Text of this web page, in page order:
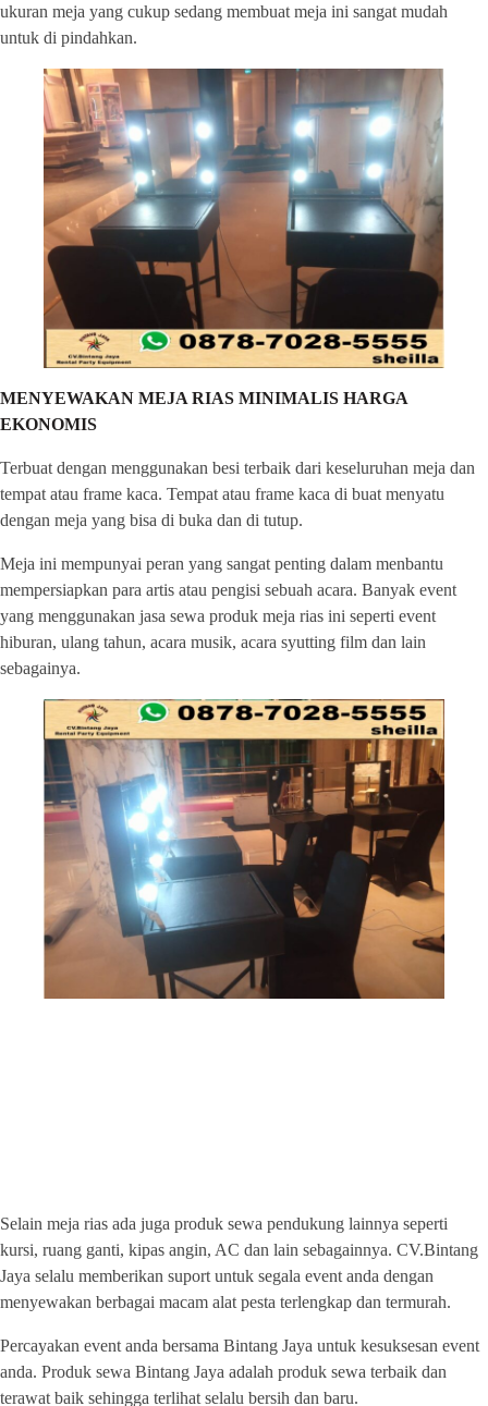
ukuran meja yang cukup sedang membuat meja ini sangat mudah
untuk di pindahkan.
MENYEWAKAN MEJA RIAS MINIMALIS HARGA
EKONOMIS
Terbuat dengan menggunakan besi terbaik dari keseluruhan meja dan
tempat atau frame kaca. Tempat atau frame kaca di buat menyatu
dengan meja yang bisa di buka dan di tutup.
Meja ini mempunyai peran yang sangat penting dalam menbantu
mempersiapkan para artis atau pengisi sebuah acara. Banyak event
yang menggunakan jasa sewa produk meja rias ini seperti event
hiburan, ulang tahun, acara musik, acara syutting film dan lain
sebagainya.
Selain meja rias ada juga produk sewa pendukung lainnya seperti
kursi, ruang ganti, kipas angin, AC dan lain sebagainnya. CV.Bintang
Jaya selalu memberikan suport untuk segala event anda dengan
menyewakan berbagai macam alat pesta terlengkap dan termurah.
Percayakan event anda bersama Bintang Jaya untuk kesuksesan event
anda. Produk sewa Bintang Jaya adalah produk sewa terbaik dan
terawat baik sehingga terlihat selalu bersih dan baru.